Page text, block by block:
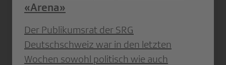
«Arena»
Der Publikumsrat der SRG
Deutschschweiz war in den letzten
Wochen sowohl politisch wie auch